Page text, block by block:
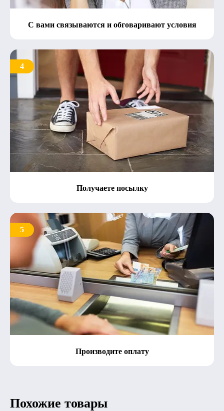
С вами связываются и обговаривают условия
4
Получаете посылку
5
Производите оплату
Похожие товары